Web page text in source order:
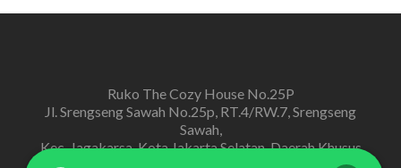
Ruko The Cozy House No.25P
Jl. Srengseng Sawah No.25p, RT.4/RW.7, Srengseng
Sawah,
Kec. Jagakarsa, Kota Jakarta Selatan, Daerah Khusus